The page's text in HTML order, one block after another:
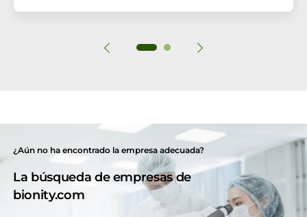
¿Aún no ha encontrado la empresa adecuada?
La búsqueda de empresas de
bionity.com